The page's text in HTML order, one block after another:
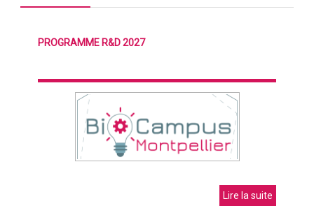
PROGRAMME R&D 2027
Lire la suite